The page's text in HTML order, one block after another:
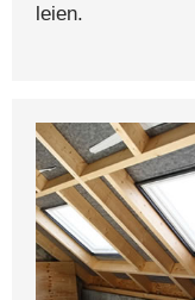
leien.